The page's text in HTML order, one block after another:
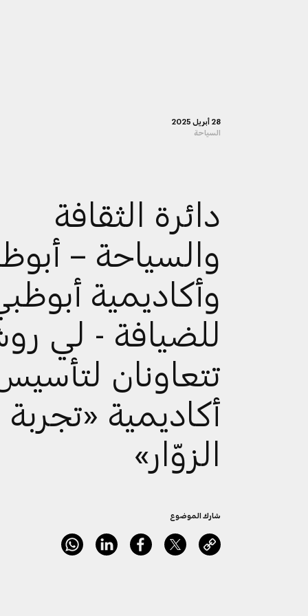
28 أبريل 2025
السياحة
دائرة الثقافة
والسياحة –
وأكاديمية
للضيافة - لي
تتعاونان
أكاديمية «تجربة
الزوّار»
شارك الموضوع